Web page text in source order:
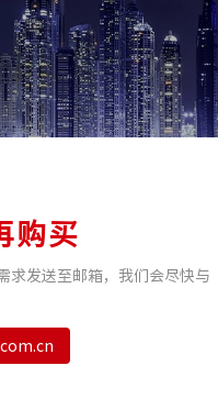
购买
求发送至邮箱，我们会尽快与